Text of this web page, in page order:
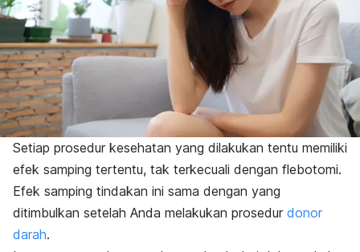
Setiap prosedur kesehatan yang dilakukan tentu memiliki
efek samping tertentu, tak terkecuali dengan flebotomi.
Efek samping tindakan ini sama dengan yang
ditimbulkan setelah Anda melakukan prosedur donor
darah.